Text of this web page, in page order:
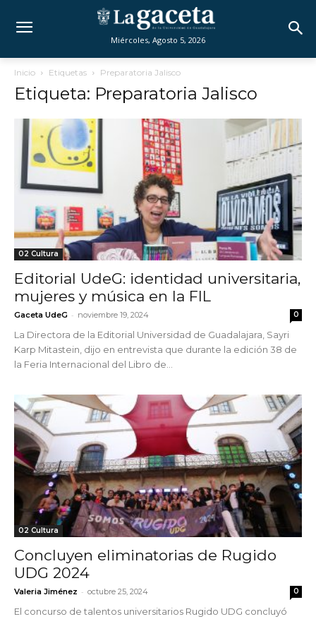
Miércoles, Agosto 5, 2026
Inicio Etiquetas Preparatoria Jalisco
Etiqueta: Preparatoria Jalisco
02 Cultura
Editorial UdeG: identidad universitaria,
mujeres y música en la FIL
Gaceta UdeG - noviembre 19, 2024 0
La Directora de la Editorial Universidad de Guadalajara, Sayri
Karp Mitastein, dijo en entrevista que durante la edición 38 de
la Feria Internacional del Libro de...
02 Cultura
Concluyen eliminatorias de Rugido
UDG 2024
Valeria Jiménez - octubre 25, 2024 0
El concurso de talentos universitarios Rugido UDG concluyó